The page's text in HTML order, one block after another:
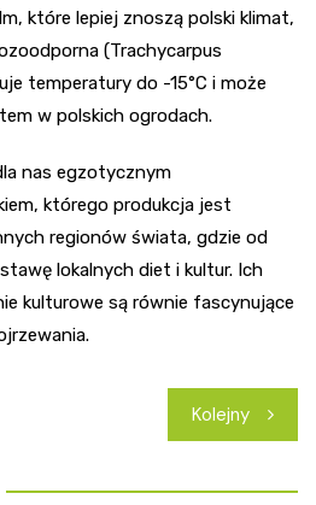
które lepiej znoszą polski klimat,
(Trachycarpus
temperatury do -15°C i może
w polskich ogrodach.
nas egzotycznym
którego produkcja jest
regionów świata, gdzie od
lokalnych diet i kultur. Ich
kulturowe są równie fascynujące
Kolejny